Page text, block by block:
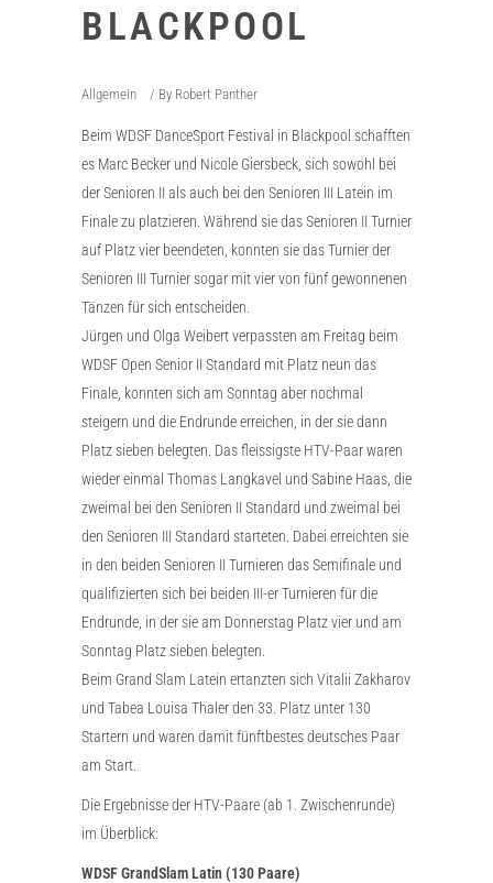
BLACKPOOL
Allgemein By Robert Panther
Beim WDSF DanceSport Festival in Blackpool schafften
es Marc Becker und Nicole Giersbeck, sich sowohl bei
der Senioren II als auch bei den Senioren III Latein im
Finale zu platzieren. Während sie das Senioren II Turnier
auf Platz vier beendeten, konnten sie das Turnier der
Senioren III Turnier sogar mit vier von fünf gewonnenen
Tänzen für sich entscheiden.
Jürgen und Olga Weibert verpassten am Freitag beim
WDSF Open Senior II Standard mit Platz neun das
Finale, konnten sich am Sonntag aber nochmal
steigern und die Endrunde erreichen, in der sie dann
Platz sieben belegten. Das fleissigste HTV-Paar waren
wieder einmal Thomas Langkavel und Sabine Haas, die
zweimal bei den Senioren II Standard und zweimal bei
den Senioren III Standard starteten. Dabei erreichten sie
in den beiden Senioren II Turnieren das Semifinale und
qualifizierten sich bei beiden III-er Turnieren für die
Endrunde, in der sie am Donnerstag Platz vier und am
Sonntag Platz sieben belegten.
Beim Grand Slam Latein ertanzten sich Vitalii Zakharov
und Tabea Louisa Thaler den 33. Platz unter 130
Startern und waren damit fünftbestes deutsches Paar
am Start.
Die Ergebnisse der HTV-Paare (ab 1. Zwischenrunde)
im Überblick:
WDSF GrandSlam Latin (130 Paare)